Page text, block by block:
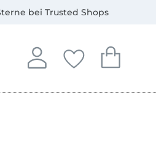
bei Trusted Shops
Anmelden
In deinem Konto
Deine
Du hast keine
Dein
Du hast